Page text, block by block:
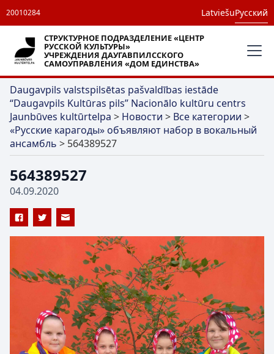
20010284 LatviešuРусский
СТРУКТУРНОЕ ПОДРАЗДЕЛЕНИЕ «ЦЕНТР
РУССКОЙ КУЛЬТУРЫ»
УЧРЕЖДЕНИЯ ДАУГАВПИЛССКОГО
САМОУПРАВЛЕНИЯ «ДОМ ЕДИНСТВА»
Daugavpils valstspilsētas pašvaldības iestāde
“Daugavpils Kultūras pils” Nacionālo kultūru centrs
Jaunbūves kultūrtelpa > Новости > Все категории >
«Русские карагоды» объявляют набор в вокальный
ансамбль > 564389527
564389527
04.09.2020